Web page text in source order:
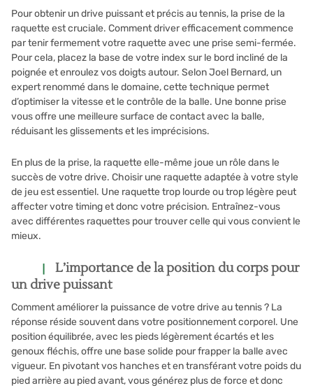
Pour obtenir un drive puissant et précis au tennis, la prise de la
raquette est cruciale. Comment driver efficacement commence
par tenir fermement votre raquette avec une prise semi-fermée.
Pour cela, placez la base de votre index sur le bord incliné de la
poignée et enroulez vos doigts autour. Selon Joel Bernard, un
expert renommé dans le domaine, cette technique permet
d’optimiser la vitesse et le contrôle de la balle. Une bonne prise
vous offre une meilleure surface de contact avec la balle,
réduisant les glissements et les imprécisions.
En plus de la prise, la raquette elle-même joue un rôle dans le
succès de votre drive. Choisir une raquette adaptée à votre style
de jeu est essentiel. Une raquette trop lourde ou trop légère peut
affecter votre timing et donc votre précision. Entraînez-vous
avec différentes raquettes pour trouver celle qui vous convient le
mieux.
L’importance de la position du corps pour
un drive puissant
Comment améliorer la puissance de votre drive au tennis ? La
réponse réside souvent dans votre positionnement corporel. Une
position équilibrée, avec les pieds légèrement écartés et les
genoux fléchis, offre une base solide pour frapper la balle avec
vigueur. En pivotant vos hanches et en transférant votre poids du
pied arrière au pied avant, vous générez plus de force et donc